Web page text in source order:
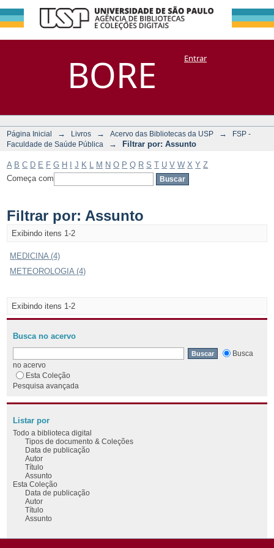
BORE
Filtrar por:
Assunto
DSpace/Manakin + CoriscoEntrar
Página Inicial → Livros → Acervo das Bibliotecas da USP →
FSP -
Faculdade de Saúde Pública
→ Filtrar por: Assunto
A B C D E F G H J K M N O P Q R S T U V W X Y Z
Começa com
Filtrar por: Assunto
Exibindo itens 1-2
MEDICINA (4)
METEOROLOGIA (4)
Exibindo itens 1-2
Busca no acervo
Busca
no acervo
Esta Coleção
Pesquisa avançada
Listar por
Todo a biblioteca digital
Tipos de documento & Coleções
Data de publicação
Autor
Título
Assunto
Esta Coleção
Data de publicação
Autor
Título
Assunto